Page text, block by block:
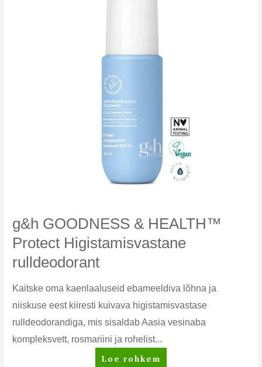
g&h GOODNESS & HEALTH™
Protect Higistamisvastane
rulldeodorant
Kaitske oma kaenlaaluseid ebameeldiva lõhna ja
niiskuse eest kiiresti kuivava higistamisvastase
rulldeodorandiga, mis sisaldab Aasia vesinaba
kompleksvett, rosmariini ja rohelist...
g&h
Loe rohkem